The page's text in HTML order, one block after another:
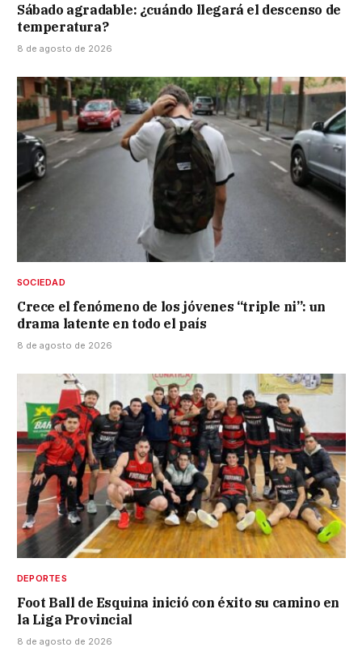
Sábado agradable: ¿cuándo llegará el descenso de
temperatura?
8 de agosto de 2026
SOCIEDAD
Crece el fenómeno de los jóvenes “triple ni”: un
drama latente en todo el país
8 de agosto de 2026
DEPORTES
Foot Ball de Esquina inició con éxito su camino en
la Liga Provincial
8 de agosto de 2026